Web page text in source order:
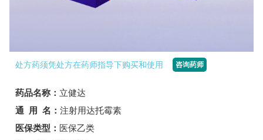
处方药须凭处方在药师指导下购买和使用 咨询药师
药品名称： 立健达
通 用 名： 注射用达托霉素
医保类型： 医保乙类